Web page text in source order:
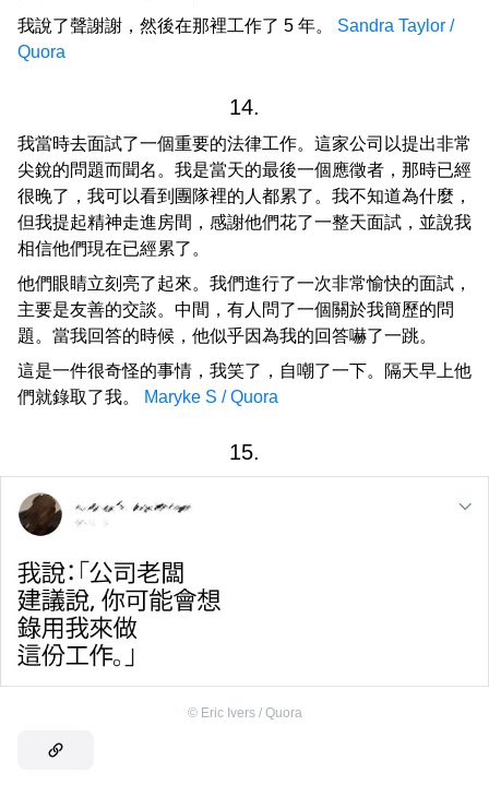
我說了聲謝謝，然後在那裡工作了 5 年。 Sandra Taylor /
Quora
14.
我當時去面試了一個重要的法律工作。這家公司以提出非常
尖銳的問題而聞名。我是當天的最後一個應徵者，那時已經
很晚了，我可以看到團隊裡的人都累了。我不知道為什麼，
但我提起精神走進房間，感謝他們花了一整天面試，並說我
相信他們現在已經累了。
他們眼睛立刻亮了起來。我們進行了一次非常愉快的面試，
主要是友善的交談。中間，有人問了一個關於我簡歷的問
題。當我回答的時候，他似乎因為我的回答嚇了一跳。
這是一件很奇怪的事情，我笑了，自嘲了一下。隔天早上他
們就錄取了我。
Maryke S / Quora
15.
© Eric Ivers / Quora